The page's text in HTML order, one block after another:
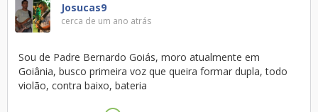
Josucas9
cerca de um ano atrás
Sou de Padre Bernardo Goiás, moro atualmente em
Goiânia, busco primeira voz que queira formar dupla, todo
violão, contra baixo, bateria